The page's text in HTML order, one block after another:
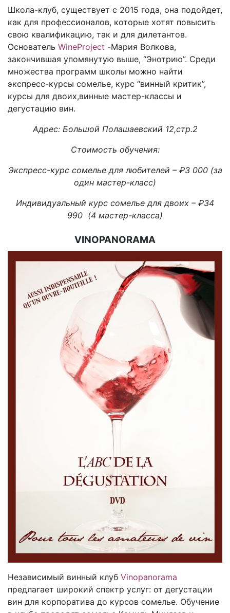
Школа-клуб, существует с 2015 года, она подойдет,
как для профессионалов, которые хотят повысить
свою квалификацию, так и для дилетантов.
Основатель WineProject -Мария Волкова,
закончившая упомянутую выше, “Энотрию”. Среди
множества программ школы можно найти
экспресс-курсы сомелье, курс “винный критик”,
курсы для двоих,винные мастер-классы и
дегустацию вин.
Адрес: Большой Полашаевский 12,стр.2
Стоимость обучения:
Экспресс-курс сомелье для любителей – ₽3 000 (за
один мастер-класс)
Индивидуальный курс сомелье для двоих – ₽34
990 (4 мастер-класса)
VINOPANORAMA
Независимый винный клуб Vinopanorama
предлагает широкий спектр услуг: от дегустации
вин для корпоратива до курсов сомелье. Обучение